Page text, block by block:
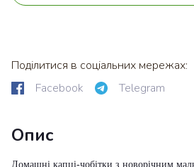
Поділитися в соціальних мережах:
Facebook
Telegram
Опис
Домашні капці-чобітки з новорічним